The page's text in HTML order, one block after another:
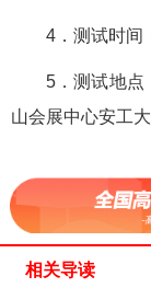
4．测试时间
5．测试地点
山会展中心安工大
相关导读